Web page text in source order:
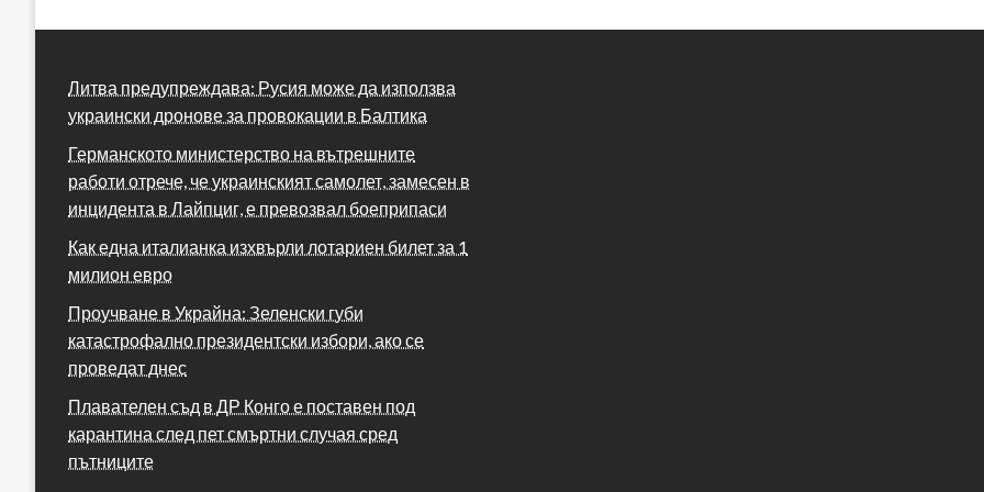
Литва предупреждава: Русия може да използва
украински дронове за провокации в Балтика
Германското министерство на вътрешните
работи отрече, че украинският самолет, замесен в
инцидента в Лайпциг, е превозвал боеприпаси
Как една италианка изхвърли лотариен билет за 1
милион евро
Проучване в Украйна: Зеленски губи
катастрофално президентски избори, ако се
проведат днес
Плавателен съд в ДР Конго е поставен под
карантина след пет смъртни случая сред
пътниците